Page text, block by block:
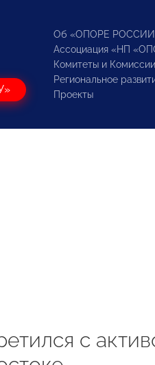
Об «ОПОРЕ
Ассоциация «НП
Комитеты и Комиссии
Региональное
Проекты
с